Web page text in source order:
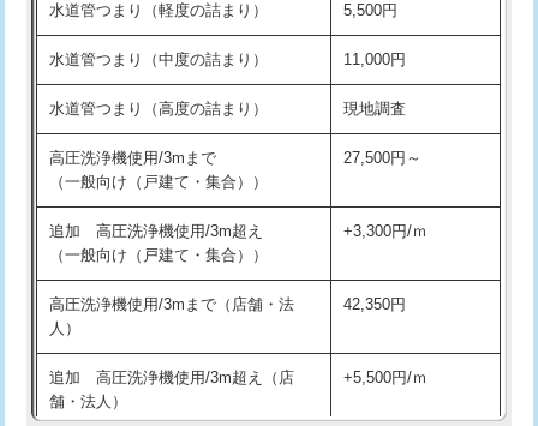
洗面台設置 38,500円
化粧台設置 22,000円
追加人工 16,500円
廃棄・処分 現場見積
※給水管工事は20mmまでの価格です。
交換・取付(排水栓・排水トラップ
22,000円+材料費
持込商品取付（混合水栓）
持込商品取付（浄水器・分岐水栓） 16,500円
業）
排水管工事（追加 排水管工事/3ｍ超
水道管つまり（軽度の詰まり） 5,500円
水道管つまり（中度の詰まり） 11,000円
水道管つまり（高度の詰まり） 現地調査
高圧洗浄機使用/3mまで
（一般向け（戸建て・集合））
27,500円～
追加 高圧洗浄機使用/3m超え
（一般向け（戸建て・集合））
+3,300円/ｍ
高圧洗浄機使用/3mまで（店舗・法
人）
42,350円
追加 高圧洗浄機使用/3m超え（店
舗・法人）
+5,500円/ｍ